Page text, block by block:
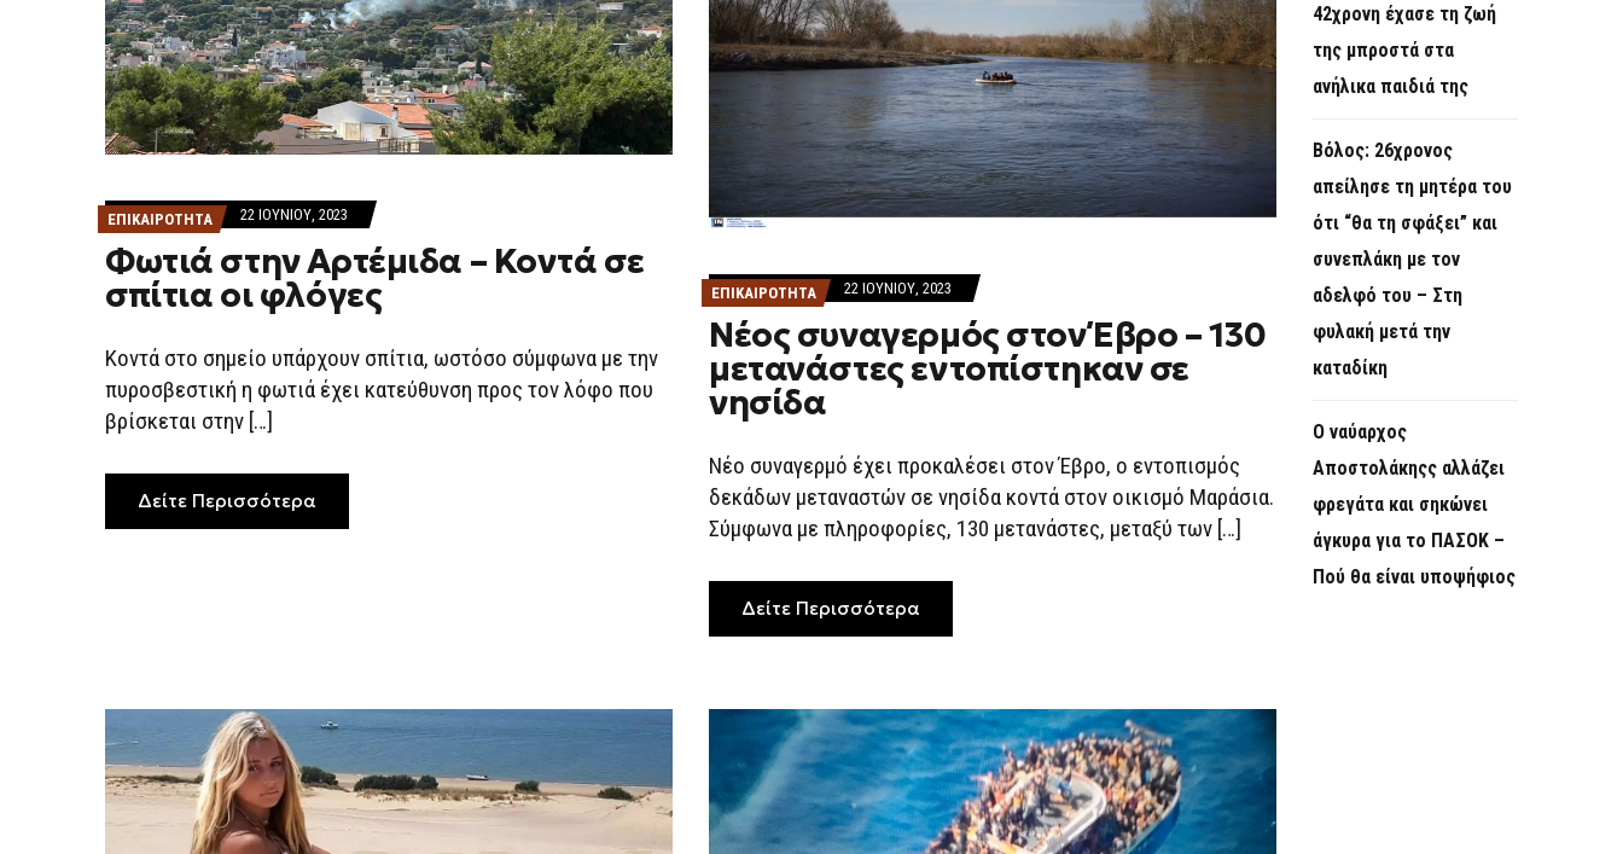
ΕΠΙΚΑΙΡΟΤΗΤΑ 22 ΙΟΥΝΊΟΥ, 2023
Φωτιά στην Αρτέμιδα – Κοντά σε
σπίτια οι φλόγες
Κοντά στο σημείο υπάρχουν σπίτια, ωστόσο σύμφωνα με την
πυροσβεστική η φωτιά έχει κατεύθυνση προς τον λόφο που
βρίσκεται στην […]
Δείτε Περισσότερα
ΕΠΙΚΑΙΡΟΤΗΤΑ 22 ΙΟΥΝΊΟΥ, 2023
Νέος συναγερμός στον Έβρο – 130
μετανάστες εντοπίστηκαν σε
νησίδα
Νέο συναγερμό έχει προκαλέσει στον Έβρο, ο εντοπισμός
δεκάδων μεταναστών σε νησίδα κοντά στον οικισμό Μαράσια.
Σύμφωνα με πληροφορίες, 130 μετανάστες, μεταξύ των […]
Δείτε Περισσότερα
42χρονη έχασε τη ζωή
της μπροστά στα
ανήλικα παιδιά της
Βόλος: 26χρονος
απείλησε τη μητέρα του
ότι “θα τη σφάξει” και
συνεπλάκη με τον
αδελφό του – Στη
φυλακή μετά την
καταδίκη
Ο ναύαρχος
Αποστολάκηςς αλλάζει
φρεγάτα και σηκώνει
άγκυρα για το ΠΑΣΟΚ –
Πού θα είναι υποψήφιος